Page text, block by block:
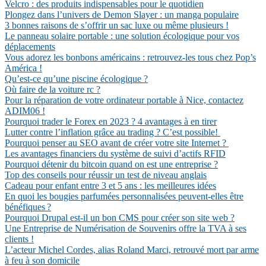
Velcro : des produits indispensables pour le quotidien
Plongez dans l’univers de Demon Slayer : un manga populaire
3 bonnes raisons de s’offrir un sac luxe ou même plusieurs !
Le panneau solaire portable : une solution écologique pour vos
déplacements
Vous adorez les bonbons américains : retrouvez-les tous chez Pop’s
América !
Qu’est-ce qu’une piscine écologique ?
Où faire de la voiture rc ?
Pour la réparation de votre ordinateur portable à Nice, contactez
ADIM06 !
Pourquoi trader le Forex en 2023 ? 4 avantages à en tirer
Lutter contre l’inflation grâce au trading ? C’est possible!
Pourquoi penser au SEO avant de créer votre site Internet ?
Les avantages financiers du système de suivi d’actifs RFID
Pourquoi détenir du bitcoin quand on est une entreprise ?
Top des conseils pour réussir un test de niveau anglais
Cadeau pour enfant entre 3 et 5 ans : les meilleures idées
En quoi les bougies parfumées personnalisées peuvent-elles être
bénéfiques ?
Pourquoi Drupal est-il un bon CMS pour créer son site web ?
Une Entreprise de Numérisation de Souvenirs offre la TVA à ses
clients !
L’acteur Michel Cordes, alias Roland Marci, retrouvé mort par arme
à feu à son domicile